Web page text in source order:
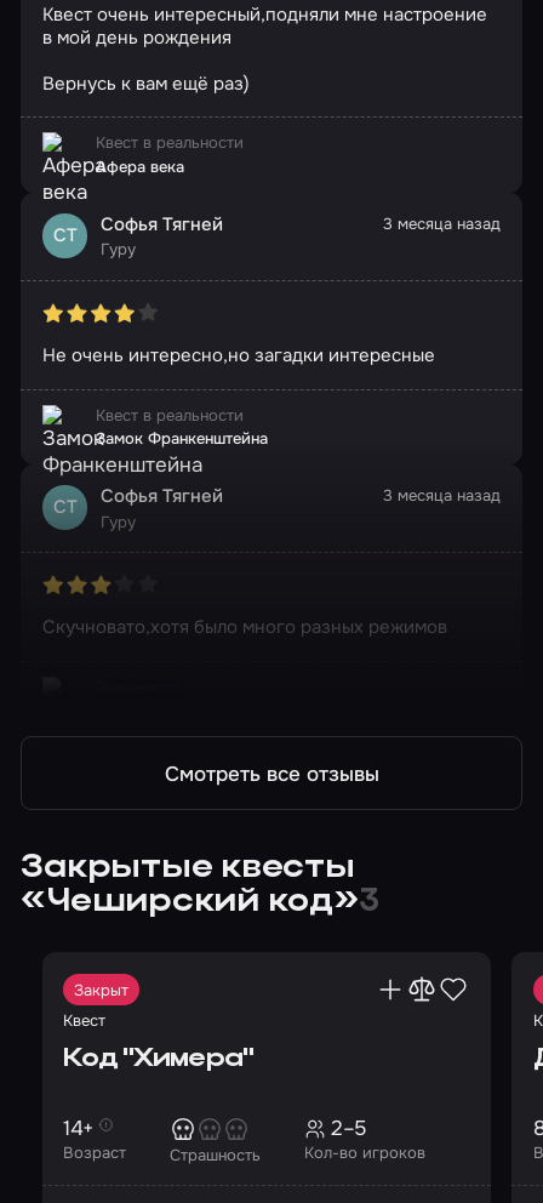
Квест очень интересный,подняли мне настроение
в мой день рождения
Вернусь к вам ещё раз)
Квест в реальности
Афера века
СТ Софья Тягней
Гуру
3 месяца назад
Не очень интересно,но загадки интересные
Квест в реальности
Замок Франкенштейна
СТ Софья Тягней
Гуру
3 месяца назад
Скучновато,хотя было много разных режимов
Смотреть все отзывы
Закрытые квесты
«Чеширский код»3
Закрыт
Квест
Код "Химера"
Возраст
14+
Страшность Кол-во игроков
2–5